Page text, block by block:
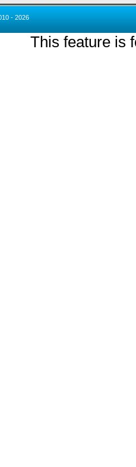
- 2026
This feature is